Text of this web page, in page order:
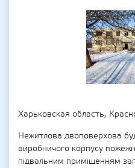
Харьковская область,
Нежитлова двоповерхова
виробничого корпусу
підвальним приміщенням